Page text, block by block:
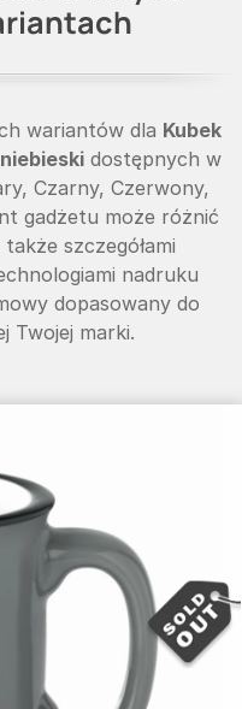
wariantów dla Kubek
dostępnych w
Czarny, Czerwony,
gadżetu może różnić
szczegółami
nadruku
dopasowany do
Twojej marki.